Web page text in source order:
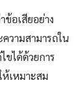
ข้อเสียอย่าง
วามสามารถใน
ขได้ด้วยการ
ห้เหมาะสม